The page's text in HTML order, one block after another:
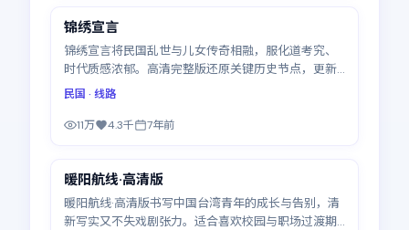
精选
锦绣宣言
锦绣宣言将民国乱世与儿女传奇相融，服化道考究、
时代质感浓郁。高清完整版还原关键历史节点，更新
至25集
民国 · 线路
11万 4.3千 7年前
精选
暖阳航线·高清版
暖阳航线·高清版书写中国台湾青年的成长与告别，清
新写实又不失戏剧张力。适合喜欢校园与职场过渡期